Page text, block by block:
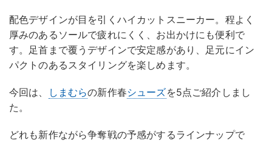
配色デザインが目を引くハイカットスニーカー。程よく
厚みのあるソールで疲れにくく、お出かけにも便利で
す。足首まで覆うデザインで安定感があり、足元にイン
パクトのあるスタイリングを楽しめます。
今回は、 しまむらの新作春シューズを5点ご紹介しまし
た。
どれも新作ながら争奪戦の予感がするラインナップで